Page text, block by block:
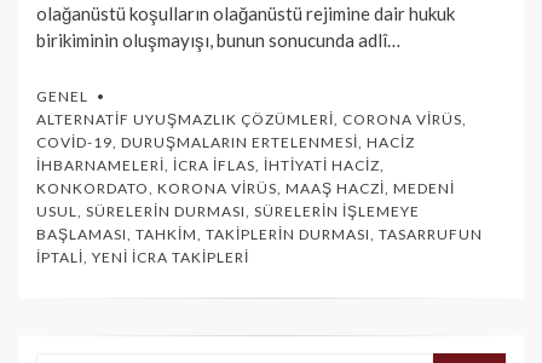
olağanüstü koşulların olağanüstü rejimine dair hukuk
birikiminin oluşmayışı, bunun sonucunda adlî…
GENEL
ALTERNATIF UYUŞMAZLIK ÇÖZÜMLERI, CORONA VIRÜS,
COVID-19, DURUŞMALARIN ERTELENMESI, HACIZ
İHBARNAMELERI, İCRA İFLAS, İHTIYATI HACIZ,
KONKORDATO, KORONA VIRÜS, MAAŞ HACZI, MEDENI
USUL, SÜRELERIN DURMASI, SÜRELERIN İŞLEMEYE
BAŞLAMASI, TAHKIM, TAKIPLERIN DURMASI, TASARRUFUN
İPTALI, YENI İCRA TAKIPLERI